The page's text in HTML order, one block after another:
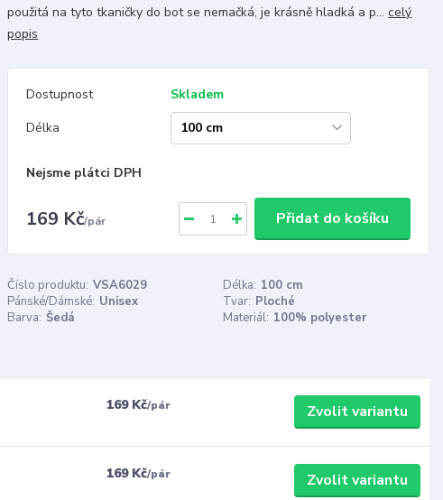
použitá na tyto tkaničky do bot se nemačká, je krásně hladká a p...celý
popis
Dostupnost
Skladem
Délka
Nejsme plátci DPH
169 Kč/pár Přidat do košíku
Číslo produktu: VSA6029 Délka: 100 cm
Pánské/Dámské: Unisex Tvar: Ploché
Barva: Šedá Materiál: 100% polyester
169 Kč/pár Zvolit variantu
169 Kč/pár Zvolit variantu